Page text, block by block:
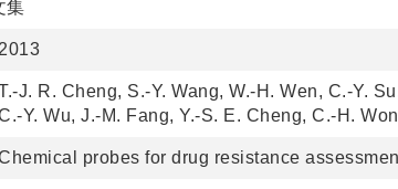
集
2013
J. R. Cheng, S.-Y. Wang, W.-H. Wen, C.-Y.
Y. Wu, J.-M. Fang, Y.-S. E. Cheng, C.-H.
probes for drug resistance